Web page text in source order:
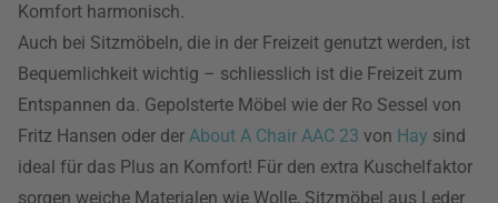
Komfort harmonisch.
Auch bei Sitzmöbeln, die in der Freizeit genutzt werden, ist
Bequemlichkeit wichtig – schliesslich ist die Freizeit zum
Entspannen da. Gepolsterte Möbel wie der Ro Sessel von
Fritz Hansen oder der About A Chair AAC 23 von Hay sind
ideal für das Plus an Komfort! Für den extra Kuschelfaktor
sorgen weiche Materialen wie Wolle, Sitzmöbel aus Leder